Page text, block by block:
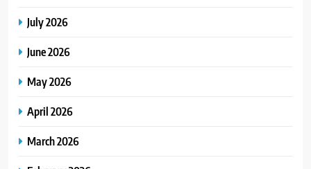
July 2026
June 2026
May 2026
April 2026
March 2026